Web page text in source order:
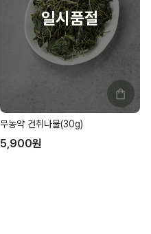
무농약 건취나물(30g)
5,900원